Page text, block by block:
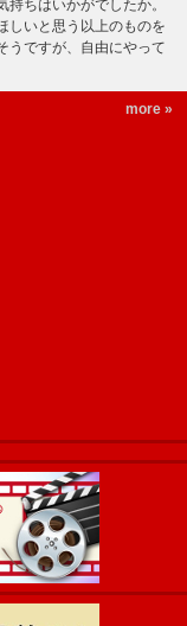
ちはいかがでしたか。
しいと思う以上のものを
うですが、自由にやって
more »